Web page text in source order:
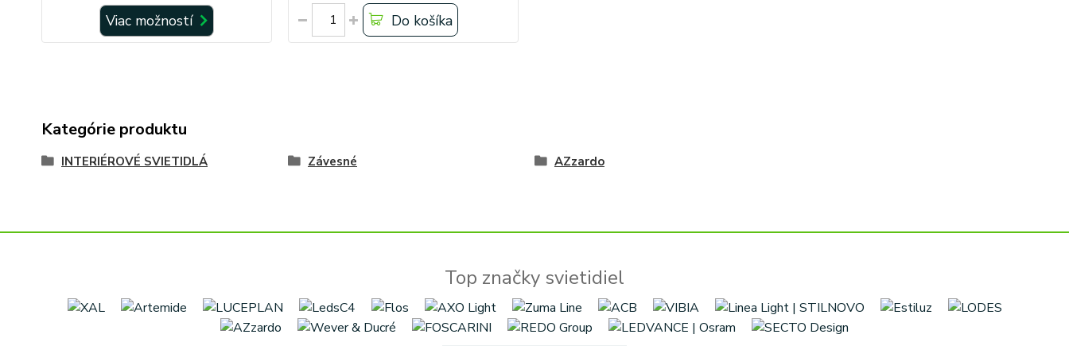
Viac možností Do košíka
Kategórie produktu
INTERIÉROVÉ SVIETIDLÁ Závesné AZzardo
Top značky svietidiel